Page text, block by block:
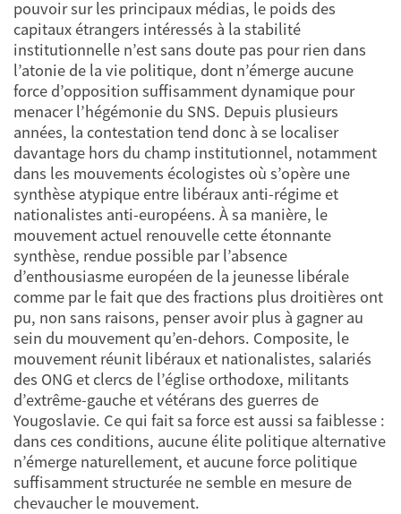
pouvoir sur les principaux médias, le poids des
capitaux étrangers intéressés à la stabilité
institutionnelle n’est sans doute pas pour rien dans
l’atonie de la vie politique, dont n’émerge aucune
force d’opposition suffisamment dynamique pour
menacer l’hégémonie du SNS. Depuis plusieurs
années, la contestation tend donc à se localiser
davantage hors du champ institutionnel, notamment
dans les mouvements écologistes où s’opère une
synthèse atypique entre libéraux anti-régime et
nationalistes anti-européens. À sa manière, le
mouvement actuel renouvelle cette étonnante
synthèse, rendue possible par l’absence
d’enthousiasme européen de la jeunesse libérale
comme par le fait que des fractions plus droitières ont
pu, non sans raisons, penser avoir plus à gagner au
sein du mouvement qu’en-dehors. Composite, le
mouvement réunit libéraux et nationalistes, salariés
des ONG et clercs de l’église orthodoxe, militants
d’extrême-gauche et vétérans des guerres de
Yougoslavie. Ce qui fait sa force est aussi sa faiblesse :
dans ces conditions, aucune élite politique alternative
n’émerge naturellement, et aucune force politique
suffisamment structurée ne semble en mesure de
chevaucher le mouvement.